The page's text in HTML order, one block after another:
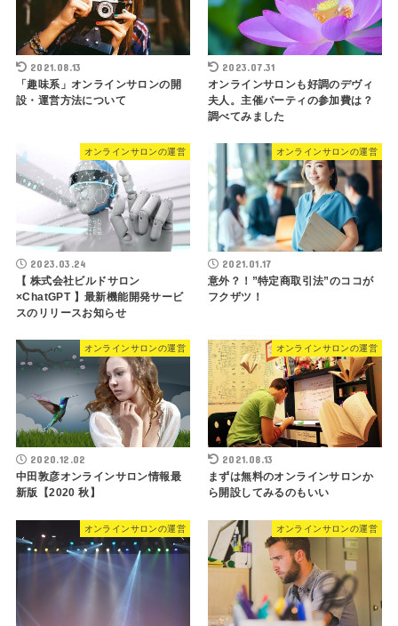
2021.08.13
「趣味系」オンラインサロンの開
設・運営方法について
2023.07.31
オンラインサロンも好調のデヴィ
夫人。主催パーティの参加費は？
調べてみました
オンラインサロンの運営
2023.03.24
【 株式会社ビルドサロン
×ChatGPT 】最新機能開発サービ
スのリリースお知らせ
オンラインサロンの運営
2021.01.17
意外？！”特定商取引法”のココが
フクザツ！
オンラインサロンの運営
2020.12.02
中田敦彦オンラインサロン情報最
新版【2020 秋】
オンラインサロンの運営
2021.08.13
まずは無料のオンラインサロンか
ら開設してみるのもいい
オンラインサロンの運営 オンラインサロンの運営